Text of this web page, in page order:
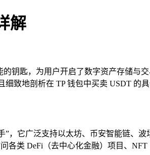
解
的钥匙，为用户开启了数字资产存储与
致地剖析在 TP 钱包中买卖 USDT 的
”，它广泛支持以太坊、币安智能链、
各类 DeFi（去中心化金融）项目、